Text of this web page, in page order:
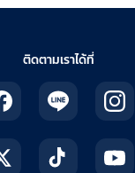
ติดตามเราได้ที่